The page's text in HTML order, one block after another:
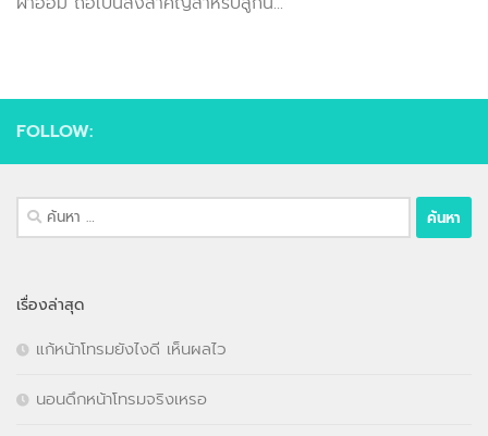
FOLLOW:
ค้นหา
สำหรับ:
เรื่องล่าสุด
แก้หน้าโทรมยังไงดี เห็นผลไว
นอนดึกหน้าโทรมจริงเหรอ